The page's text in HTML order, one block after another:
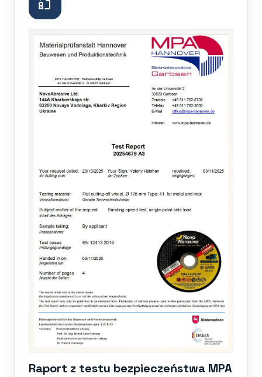
Raport z testu bezpieczeństwa MPA